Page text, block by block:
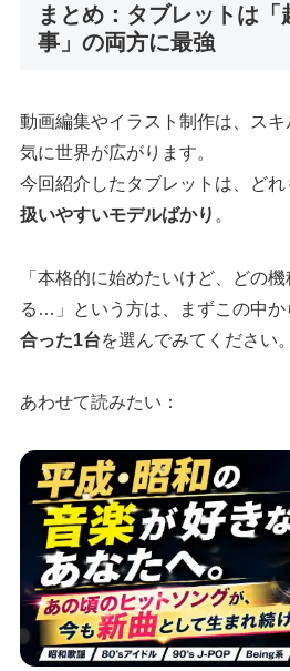
まとめ：タブレットは「
事」の両方に最強
動画編集やイラスト制作は、ス
気に世界が広がります。
今回紹介したタブレットは、どれ
扱いやすいモデルばかり 。
「本格的に始めたいけど、どの
る…」という方は、まずこの中か
合った1台を選んでみてください。
あわせて読みたい：